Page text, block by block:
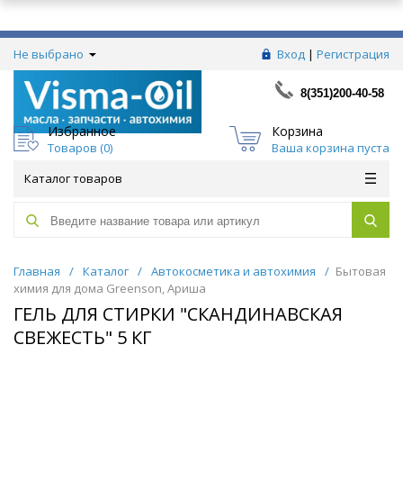
Не выбрано Вход | Регистрация
8(351)200-40-58
Избранное
Товаров (0)
Корзина
Ваша корзина пуста
Каталог товаров
Главная / Каталог / Автокосметика и автохимия / Бытовая
химия для дома Greenson, Ариша
ГЕЛЬ ДЛЯ СТИРКИ "СКАНДИНАВСКАЯ
СВЕЖЕСТЬ" 5 КГ